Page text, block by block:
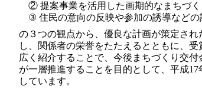
② 提案事業を活用した画期的なまちづく
③ 住民の意向の反映や参加の誘導などの
の３つの観点から、優良な計画が策定さ
し、関係者の栄誉をたたえるとともに、
広く紹介することで、今後まちづくり交付
が一層推進することを目的として、平成
しています。